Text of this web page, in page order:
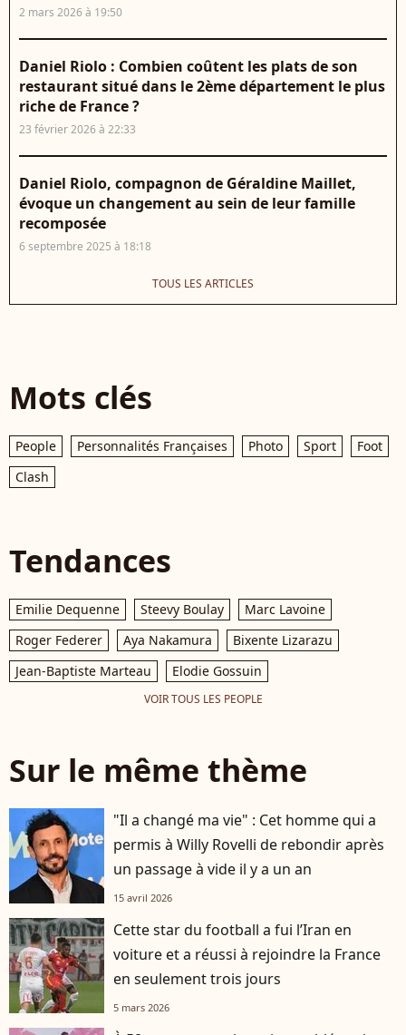
2 mars 2026 à 19:50
Daniel Riolo : Combien coûtent les plats de son
restaurant situé dans le 2ème département le plus
riche de France ?
23 février 2026 à 22:33
Daniel Riolo, compagnon de Géraldine Maillet,
évoque un changement au sein de leur famille
recomposée
6 septembre 2025 à 18:18
TOUS LES ARTICLES
Mots clés
People Personnalités Françaises Photo Sport
Foot
Clash
Tendances
Emilie Dequenne Steevy Boulay
Marc Lavoine
Roger Federer
Aya Nakamura
Bixente Lizarazu
Jean-Baptiste Marteau
Elodie Gossuin
VOIR TOUS LES PEOPLE
Sur le même thème
"Il a changé ma vie" : Cet homme qui a
permis à Willy Rovelli de rebondir après
un passage à vide il y a un an
15 avril 2026
Cette star du football a fui l’Iran en
voiture et a réussi à rejoindre la France
en seulement trois jours
5 mars 2026